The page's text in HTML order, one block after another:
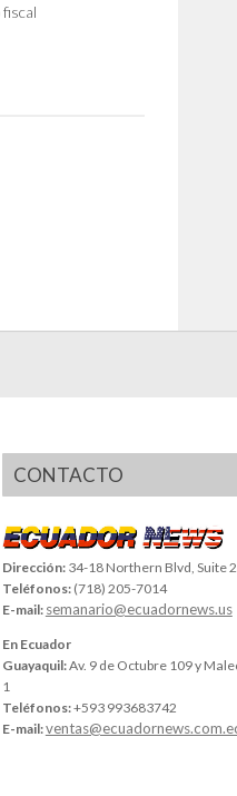
CONTACTO
Dirección: 34-18 Northern Blvd, Suite
Teléfonos: (718) 205-7014
E-mail: semanario@ecuadornews.us
En Ecuador
Guayaquil:Av. 9 de Octubre 109 y
1
Teléfonos:+593 993683742
E-mail: